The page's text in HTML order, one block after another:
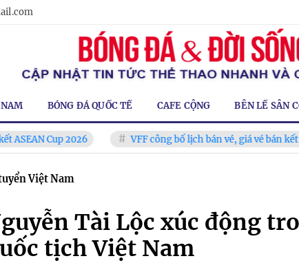
BÓNG ĐÁ QUỐC TẾ CAFE CỘNG BÊN LỀ SÂN
2026 VFF công bố lịch bán vé, giá vé bán kết tuyển Việt
Việt Nam
Tài Lộc xúc động
tịch Việt Nam